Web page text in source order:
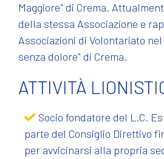
Maggiore" di Crema.
della stessa Associazione e
Associazioni di Volontariato nel
senza dolore" di Crema.
ATTIVITÀ
Socio fondatore del L.C.
parte del Consiglio Direttivo
per avvicinarsi alla propria